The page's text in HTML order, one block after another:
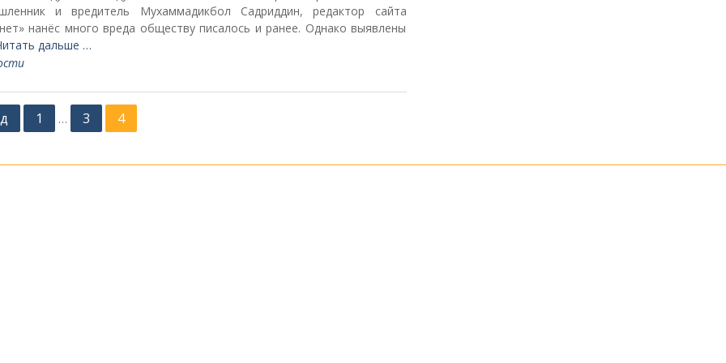
и вредитель Мухаммадикбол Садриддин, редактор сайта
нанёс много вреда обществу писалось и ранее. Однако выявлены
дальше …
1 … 3 4